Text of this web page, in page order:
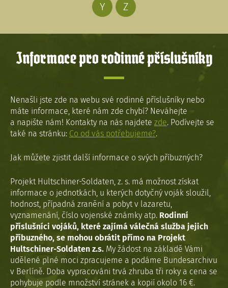
Y
Z
Informace pro rodinné příslušníky
Nenašli jste zde na webu své rodinné příslušníky nebo
máte informace, které nám zde chybí? Neváhejte
a napište nám! Kontakty na nás najdete zde. Podívejte se
také na stránku: Co od vás potřebujeme?.
Jak můžete zjistit další informace o svých příbuzných?
Projekt Hultschiner-Soldaten, z. s. má možnost získat
informace o jednotkách, u kterých dotyčný voják sloužil,
hodnost, případná zranění a pobyt v lazaretu,
vyznamenání, číslo vojenské známky atp. Rodinní
příslušníci vojáků, které zajímá válečná služba jejich
příbuzného, se mohou obrátit přímo na Projekt
Hultschiner-Soldaten z.s. My žádost na základě Vámi
udělené plné moci zpracujeme a podáme Bundesarchivu
v Berlíně. Doba vypracováni trvá zhruba tři roky a cena se
pohybuje podle množství stránek a kopií okolo 16 €.